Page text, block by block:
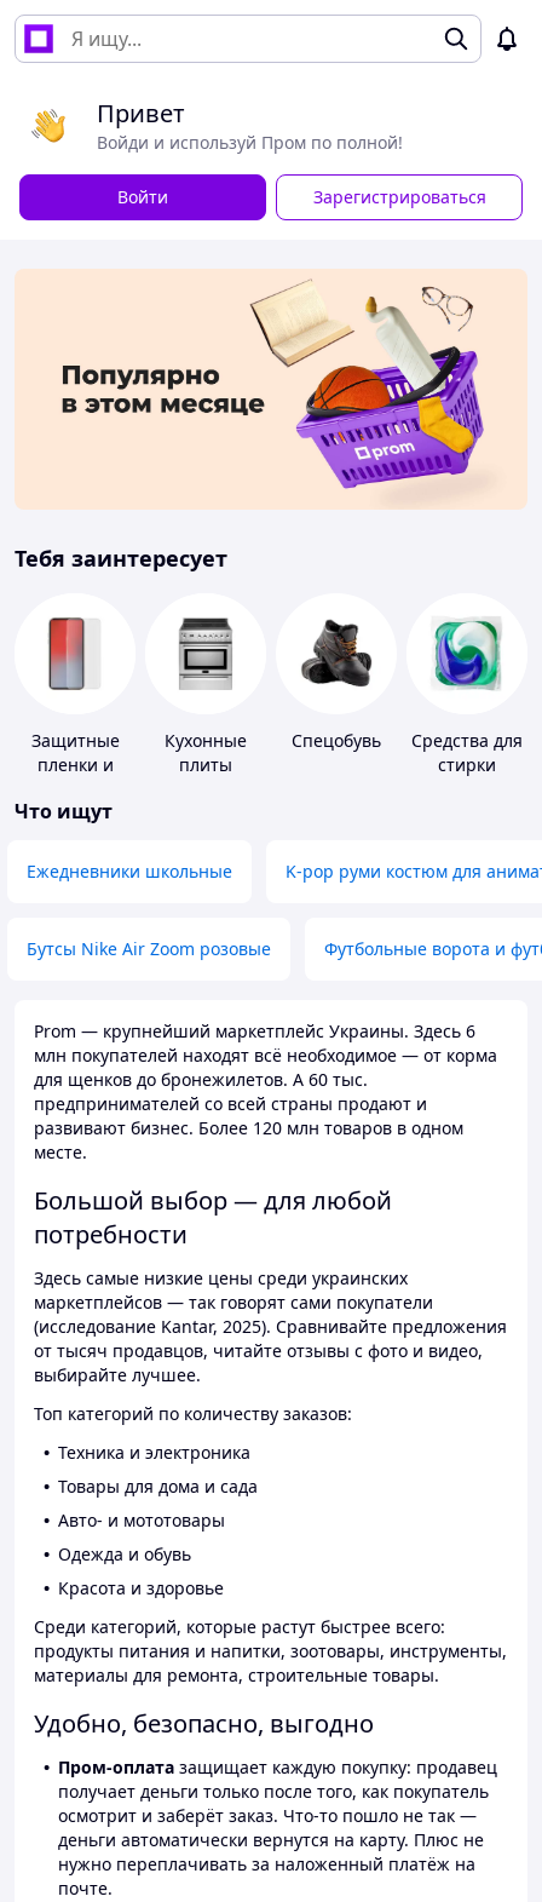
Привет
Войди и используй Пром по полной!
Войти Зарегистрироваться
Тебя заинтересует
Защитные
пленки и
портативных
Кухонные
плиты
Спецобувь
Средства для
стирки
Что ищут
Ежедневники школьные K-pop руми костюм для
Бутсы Nike Air Zoom розовые Футбольные ворота и
Prom — крупнейший маркетплейс Украины. Здесь 6
млн покупателей находят всё необходимое — от корма
для щенков до бронежилетов. А 60 тыс.
предпринимателей со всей страны продают и
развивают бизнес. Более 120 млн товаров в одном
месте.
Большой выбор — для любой
потребности
Здесь самые низкие цены среди украинских
маркетплейсов — так говорят сами покупатели
(исследование Kantar, 2025). Сравнивайте предложения
от тысяч продавцов, читайте отзывы с фото и видео,
выбирайте лучшее.
Топ категорий по количеству заказов:
Техника и электроника
Товары для дома и сада
Авто- и мототовары
Одежда и обувь
Красота и здоровье
Среди категорий, которые растут быстрее всего:
продукты питания и напитки, зоотовары, инструменты,
материалы для ремонта, строительные товары.
Удобно, безопасно, выгодно
Пром-оплата защищает каждую покупку: продавец
получает деньги только после того, как покупатель
осмотрит и заберёт заказ. Что-то пошло не так —
деньги автоматически вернутся на карту. Плюс не
нужно переплачивать за наложенный платёж на
почте.